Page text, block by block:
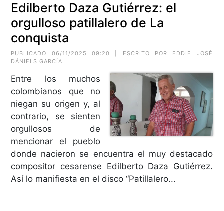
Edilberto Daza Gutiérrez: el
orgulloso patillalero de La
conquista
PUBLICADO 06/11/2025 09:20 | ESCRITO POR EDDIE JOSÉ
DÁNIELS GARCÍA
Entre los muchos
colombianos que no
niegan su origen y, al
contrario, se sienten
orgullosos de
mencionar el pueblo
donde nacieron se encuentra el muy destacado
compositor cesarense Edilberto Daza Gutiérrez.
Así lo manifiesta en el disco “Patillalero...